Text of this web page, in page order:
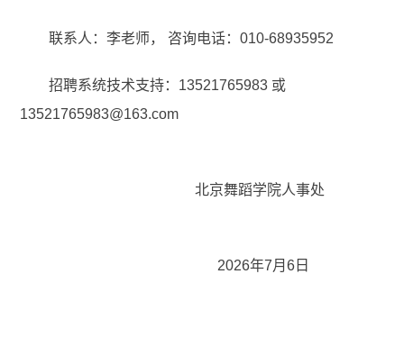
联系人：李老师， 咨询电话：010-68935952
招聘系统技术支持：13521765983 或
13521765983@163.com
北京舞蹈学院人事处
2026年7月6日